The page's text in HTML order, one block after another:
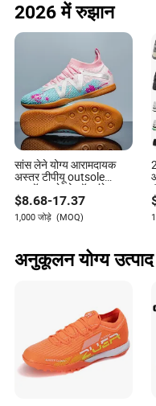
2026 में रुझान
सांस लेने योग्य आरामदायक
अस्तर टीपीयू outsole
फुटबॉल जूते लो-टॉप लंबे
स्पाइक प्रभावी एंटी-स्लिप
$8.68-17.37
1,000 जोड़े (MOQ)
अनुकूलन योग्य उत्पाद